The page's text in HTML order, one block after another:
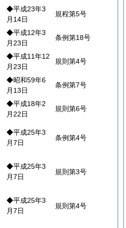
◆平成23年3
月14日
規程第5号
◆平成12年3
月23日
条例第18号
◆平成11年12
月23日
規則第4号
◆昭和59年6
月13日
条例第7号
◆平成18年2
月22日
規則第6号
◆平成25年3
月7日
条例第4号
◆平成25年3
月7日
規則第3号
◆平成25年3
月7日
規則第4号